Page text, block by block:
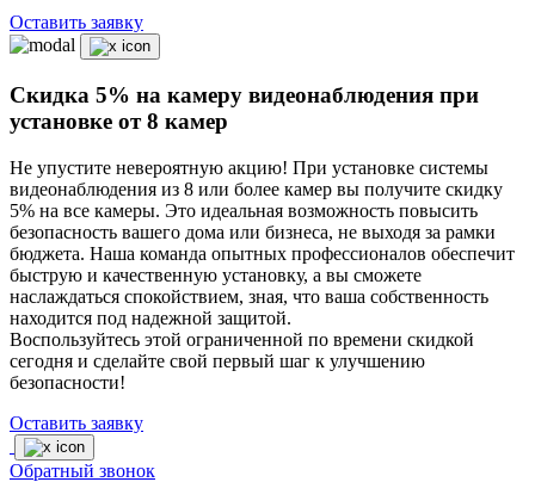
Оставить заявку
Скидка 5% на камеру видеонаблюдения при
установке от 8 камер
Не упустите невероятную акцию! При установке системы
видеонаблюдения из 8 или более камер вы получите скидку
5% на все камеры. Это идеальная возможность повысить
безопасность вашего дома или бизнеса, не выходя за рамки
бюджета. Наша команда опытных профессионалов обеспечит
быструю и качественную установку, а вы сможете
наслаждаться спокойствием, зная, что ваша собственность
находится под надежной защитой.
Воспользуйтесь этой ограниченной по времени скидкой
сегодня и сделайте свой первый шаг к улучшению
безопасности!
Оставить заявку
Обратный звонок